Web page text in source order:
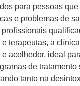
para pessoas que
e problemas de
terapeutas, a
acolhedor, ideal
de tratamento
tanto na